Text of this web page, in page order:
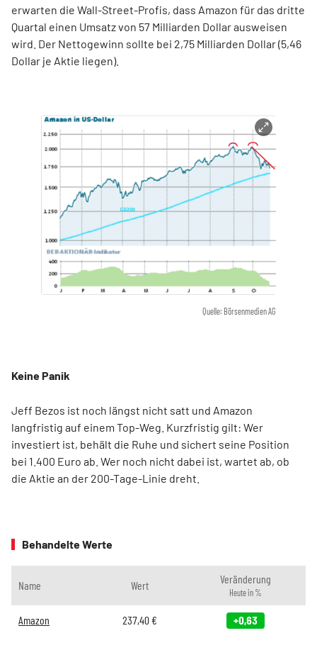
erwarten die Wall-Street-Profis, dass Amazon für das dritte
Quartal einen Umsatz von 57 Milliarden Dollar ausweisen
wird. Der Nettogewinn sollte bei 2,75 Milliarden Dollar (5,46
Dollar je Aktie liegen).
Quelle: Börsenmedien AG
Keine Panik
Jeff Bezos ist noch längst nicht satt und Amazon
langfristig auf einem Top-Weg. Kurzfristig gilt: Wer
investiert ist, behält die Ruhe und sichert seine Position
bei 1.400 Euro ab. Wer noch nicht dabei ist, wartet ab, ob
die Aktie an der 200-Tage-Linie dreht.
Behandelte Werte
Name Wert Veränderung
Heute in %
Amazon 237,40 € +0,63